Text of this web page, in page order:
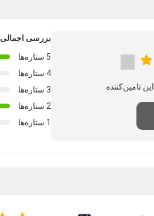
بررسی اجمالی
5 ستاره‌ها
4 ستاره‌ها
3 ستاره‌ها
2 ستاره‌ها
1 ستاره‌ها